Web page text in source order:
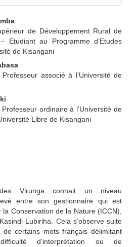
de Développement Rural de
Etudiant au Programme d’Etudes
de Kisangani
Professeur associé à l’Université de
ordinaire à l’Université de
Libre de Kisangani
Virunga connait un niveau
entre son gestionnaire qui est
la Conservation de la Nature (ICCN),
Lubiriha. Cela s’observe suite
de certains mots français délimitant
d’interprétation ou de